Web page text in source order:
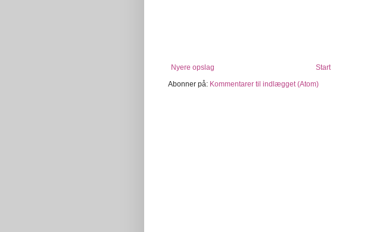
Nyere opslag
Start
Abonner på: Kommentarer til indlægget (Atom)